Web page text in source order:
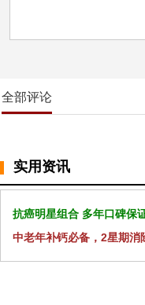
全部评论
实用资讯
抗癌明星组合 多年口碑保
中老年补钙必备，2星期